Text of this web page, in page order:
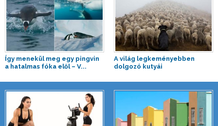
Így menekül meg egy pingvin
a hatalmas fóka elől – V...
A világ legkeményebben
dolgozó kutyái